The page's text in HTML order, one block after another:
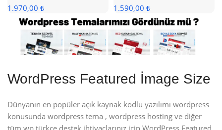
1.970,00 ₺ 1.590,00 ₺
WordPress Featured İmage Size
Dünyanın en popüler açık kaynak kodlu yazılımı wordpress
konusunda wordpress tema , wordpress hosting ve diğer
tüm wp türkçe destek ihtiyaçlarınız için WordPress Featured